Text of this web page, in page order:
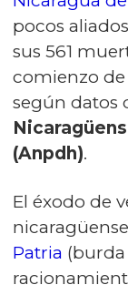
pocos
sus 561
comienzo de
según datos
(Anpdh).
El éxodo de
Patria